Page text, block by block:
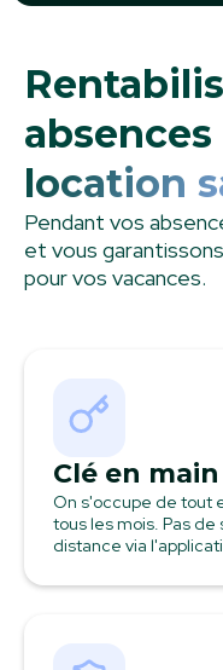
absences
location
Pendant vos
et vous
pour vos vacances.
Clé en main
On s'occupe de tout
tous les mois. Pas de
distance via